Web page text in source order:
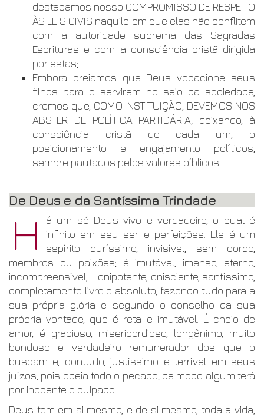
destacamos nosso COMPROMISSO DE RESPEITO
ÀS LEIS CIVIS naquilo em que elas não conflitem
com a autoridade suprema das Sagradas
Escrituras e com a consciência cristã dirigida
por estas;
Embora creiamos que Deus vocacione seus
filhos para o servirem no seio da sociedade,
cremos que, COMO INSTITUIÇÃO, DEVEMOS NOS
ABSTER DE POLÍTICA PARTIDÁRIA; deixando, à
consciência cristã de cada um, o
posicionamento e engajamento políticos,
sempre pautados pelos valores bíblicos.
De Deus e da Santíssima Trindade
H
á um só Deus vivo e verdadeiro, o qual é
infinito em seu ser e perfeições. Ele é um
espírito puríssimo, invisível, sem corpo,
membros ou paixões; é imutável, imenso, eterno,
incompreensível, - onipotente, onisciente, santíssimo,
completamente livre e absoluto, fazendo tudo para a
sua própria glória e segundo o conselho da sua
própria vontade, que é reta e imutável. É cheio de
amor, é gracioso, misericordioso, longânimo, muito
bondoso e verdadeiro remunerador dos que o
buscam e, contudo, justíssimo e terrível em seus
juízos, pois odeia todo o pecado; de modo algum terá
por inocente o culpado.
Deus tem em si mesmo, e de si mesmo, toda a vida,